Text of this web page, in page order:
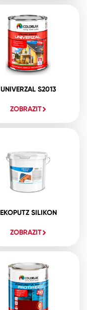
UNIVERZAL S2013
ZOBRAZIT
EKOPUTZ SILIKON
ZOBRAZIT